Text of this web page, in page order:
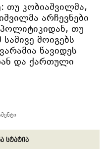
თუ კობიაშვილმა,
არჩევნები
თუ
მოიგებს
წავიდეს
და ქართული
სტატია